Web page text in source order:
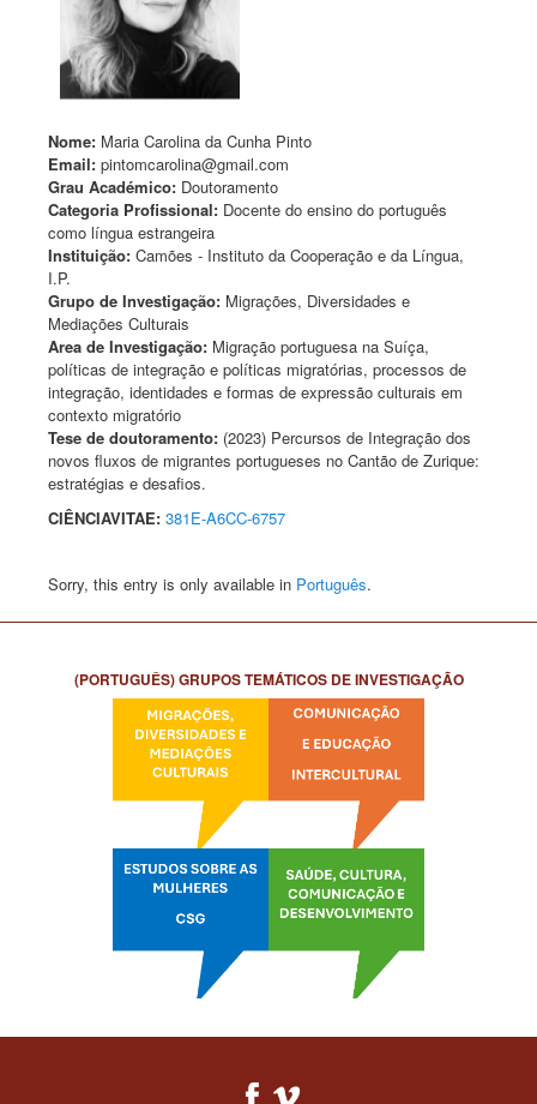
Nome: Maria Carolina da Cunha Pinto
Email:pintomcarolina@gmail.com
Grau Académico: Doutoramento
Categoria Profissional: Docente do ensino do português
como língua estrangeira
Instituição:Camões - Instituto da Cooperação e da Língua,
I.P.
Grupo de Investigação: Migrações, Diversidades e
Mediações Culturais
Area de Investigação: Migração portuguesa na Suíça,
políticas de integração e políticas migratórias, processos de
integração, identidades e formas de expressão culturais em
contexto migratório
Tese de doutoramento: (2023) Percursos de Integração dos
novos fluxos de migrantes portugueses no Cantão de Zurique:
estratégias e desafios.
CIÊNCIAVITAE:381E-A6CC-6757
Sorry, this entry is only available in Português.
(PORTUGUÊS) GRUPOS TEMÁTICOS DE INVESTIGAÇÃO